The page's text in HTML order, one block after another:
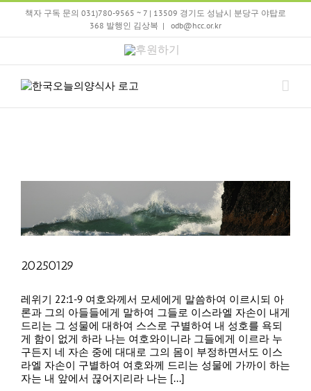
Skip
책자 구독 문의 031)780-9565 ~ 7 | 13509 경기도 성남시 분당구 야탑로
368 발행인 김상복 | odb@hcc.or.kr
후
기
20250129
레위기 22:1-9 여호와께서 모세에게 말씀하여 이르시되 아
론과 그의 아들들에게 말하여 그들로 이스라엘 자손이 내게
드리는 그 성물에 대하여 스스로 구별하여 내 성호를 욕되
게 함이 없게 하라 나는 여호와이니라 그들에게 이르라 누
구든지 네 자손 중에 대대로 그의 몸이 부정하면서도 이스
라엘 자손이 구별하여 여호와께 드리는 성물에 가까이 하는
자는 내 앞에서 끊어지리라 나는 [...]